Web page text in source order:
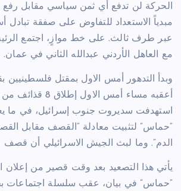
الحركة لن تدفع أي ثمن سياسي مقابل رفع
مبدياً الاستعداد للتفاوض على صفقة تبادل
عبر طرف ثالث. على خط موازٍ، اجتمع
مع العاهل الأردني عبدالله الثاني في عمان.
وبدأ التدهور أمس الاول بمقتل فلسطينيين
أعقبه مساء أمس الاول
استهدفت سديروت جنوب إسرائيل، في ما
“حماس” لتثبيت معادلة “القصف مقابل
الدم”. وما لبث الجيش الاسرائيلي أن قصف
يأتي هذا التصعيد بعد وقت قصير من إعلان
“حماس” في بيان، عقب سلسلة اجتماعات